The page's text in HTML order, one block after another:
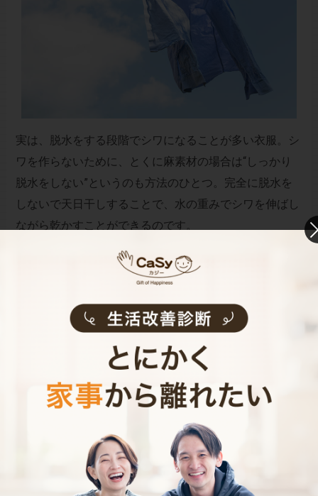
実は、脱水をする段階でシワになることが多い衣服。シ
ワを作らないために、とくに麻素材の場合は“しっかり
脱水をしない”というのも方法のひとつ。完全に脱水を
しないで天日干しすることで、水の重みでシワを伸ばし
ながら乾かすことができるのです。
７: 下着は洗濯ネットへ
の人がすでに行っているはず。しかし、これは衣服のシ
に入れないと、ブラジャーの肩紐が他の衣服に絡まり、
そのままの状態で脱水されてしまうことでシワを増幅さ
せてしまうことも。ですから、洗濯ネットの使用はシワ
アイロンなしでも簡単シワ伸ばし！